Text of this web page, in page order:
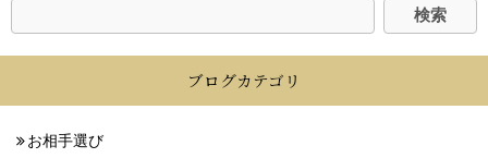
ブログカテゴリ
お相手選び